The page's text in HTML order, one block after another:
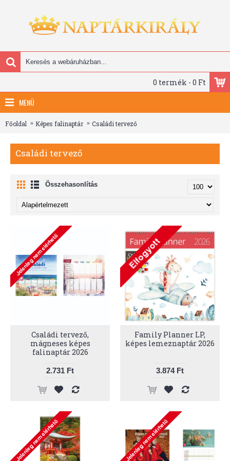
0 termék - 0 Ft
MENÜ
Főoldal Képes falinaptár Családi tervező
Családi tervező
Összehasonlítás
Családi tervező,
mágneses képes
falinaptár 2026
2.731 Ft
Family Planner LP,
képes lemeznaptár 2026
3.874 Ft